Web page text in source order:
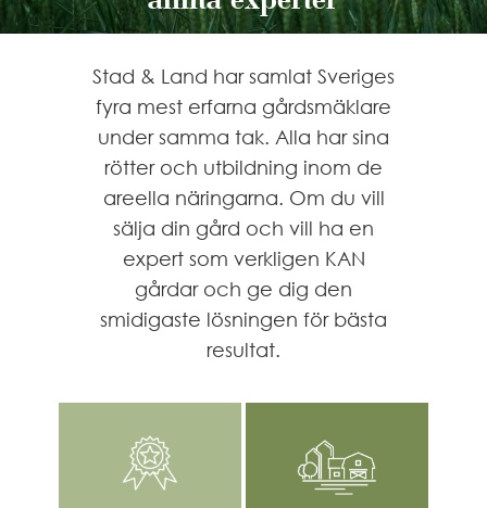
Stad & Land har samlat Sveriges
fyra mest erfarna gårdsmäklare
under samma tak. Alla har sina
rötter och utbildning inom de
areella näringarna. Om du vill
sälja din gård och vill ha en
expert som verkligen KAN
gårdar och ge dig den
smidigaste lösningen för bästa
resultat.